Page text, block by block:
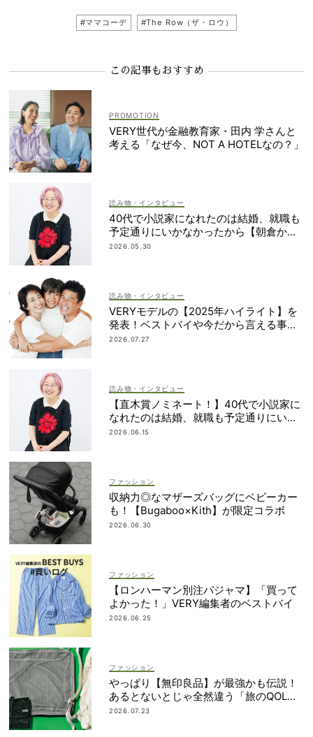
#ママコーデ #The Row（ザ・ロウ）
この記事もおすすめ
VERY世代が金融教育家・田内 学さんと
考える「なぜ今、NOT A HOTELなの？」
読み物・インタビュー
40代で小説家になれたのは結婚、就職も
予定通りにいかなかったから【朝倉かす
みさん】
2026.05.30
読み物・インタビュー
VERYモデルの【2025年ハイライト】を
発表！ベストバイや今だから言える事件
簿も大公開
2026.07.27
読み物・インタビュー
【直木賞ノミネート！】40代で小説家に
なれたのは結婚、就職も予定通りにいか
なかったから｜朝倉かすみさん
2026.06.15
ファッション
収納力◎なマザーズバッグにベビーカー
も！【Bugaboo×Kith】が限定コラボ
2026.06.30
ファッション
【ロンハーマン別注パジャマ】「買って
よかった！」VERY編集者のベストバイ
2026.06.25
ファッション
やっぱり【無印良品】が最強かも伝説！
あるとないとじゃ全然違う「旅のQOL爆
上げアイテム」
2026.07.23